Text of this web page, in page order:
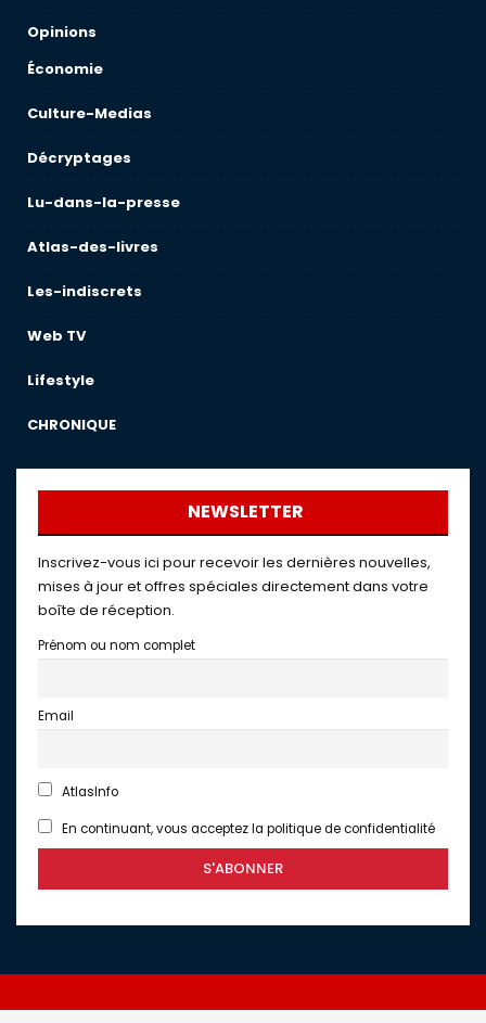
Opinions
Économie
Culture-Medias
Décryptages
Lu-dans-la-presse
Atlas-des-livres
Les-indiscrets
Web TV
Lifestyle
CHRONIQUE
NEWSLETTER
Inscrivez-vous ici pour recevoir les dernières nouvelles,
mises à jour et offres spéciales directement dans votre
boîte de réception.
Prénom ou nom complet
Email
AtlasInfo
En continuant, vous acceptez la politique de confidentialité